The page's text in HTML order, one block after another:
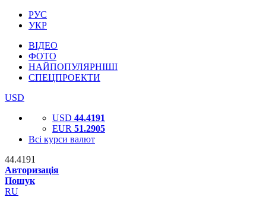
РУС
УКР
ВІДЕО
ФОТО
НАЙПОПУЛЯРНІШІ
СПЕЦПРОЕКТИ
USD
USD 44.4191
EUR 51.2905
Всі курси валют
44.4191
Авторизація
Пошук
RU